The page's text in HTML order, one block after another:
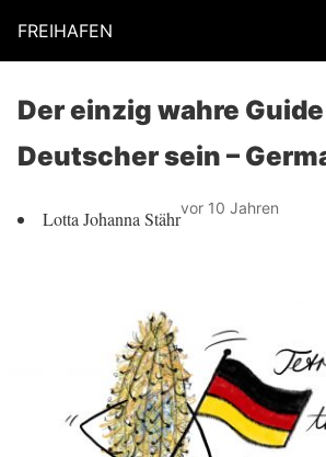
FREIHAFEN
Der einzig wahre
Deutscher sein –
Lotta Johanna Stährvor 10 Jahren